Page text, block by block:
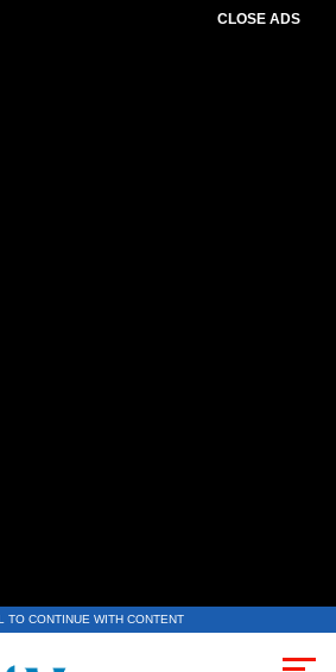
CLOSE ADS
TO CONTINUE WITH CONTENT